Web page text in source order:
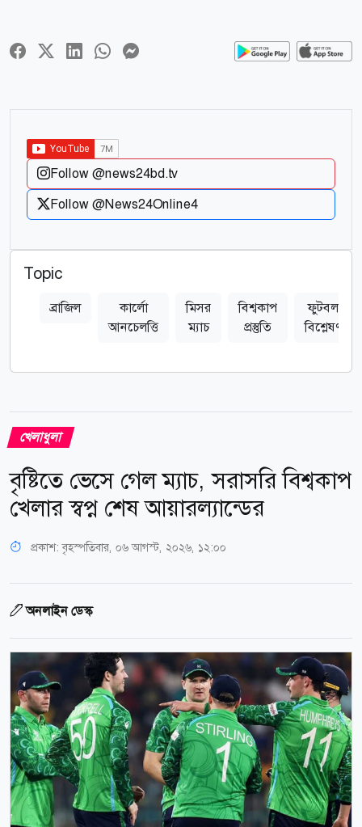
Follow @news24bd.tv
Follow @News24Online4
Topic
ব্রাজিল
কার্লো
আনচেলত্তি
মিসর
ম্যাচ
বিশ্বকাপ
প্রস্তুতি
ফুটবল
বিশ্লেষণ
খেলাধুলা
বৃষ্টিতে ভেসে গেল ম্যাচ, সরাসরি বিশ্বকাপ
খেলার স্বপ্ন শেষ আয়ারল্যান্ডের
প্রকাশ:বৃহস্পতিবার, ০৬ আগস্ট, ২০২৬, ১২:০০
অনলাইন ডেস্ক